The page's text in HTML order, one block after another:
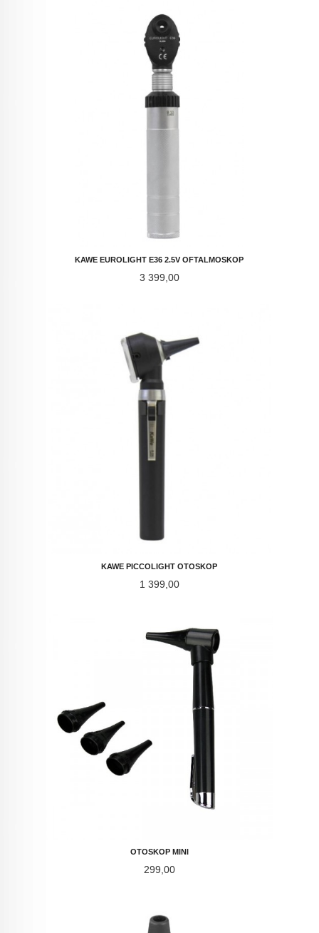
KAWE EUROLIGHT E36 2.5V OFTALMOSKOP
Pris
3 399,00
KAWE PICCOLIGHT OTOSKOP
Pris
1 399,00
OTOSKOP MINI
Pris
299,00